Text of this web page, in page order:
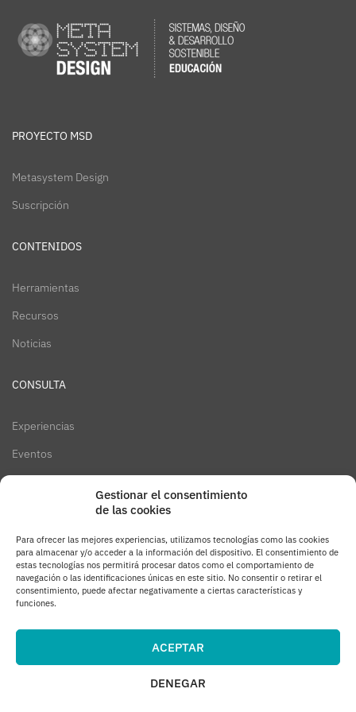
Gestionar el consentimiento
de las cookies
Para ofrecer las mejores experiencias, utilizamos tecnologías como las cookies
para almacenar y/o acceder a la información del dispositivo. El consentimiento de
estas tecnologías nos permitirá procesar datos como el comportamiento de
navegación o las identificaciones únicas en este sitio. No consentir o retirar el
consentimiento, puede afectar negativamente a ciertas características y
funciones.
ACEPTAR
DENEGAR
PROYECTO MSD
Metasystem Design
Suscripción
CONTENIDOS
Herramientas
Recursos
Noticias
CONSULTA
Experiencias
Eventos
The Design Challenge
Apple Podcasts
PodBean
CC BY-NC-ND 4.0 | Esta obra está bajo una